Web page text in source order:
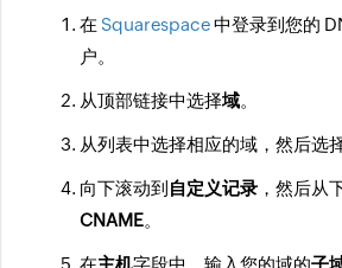
在Squarespace中登录到您的
户。
从顶部链接中选择域。
从列表中选择相应的域，然后选
向下滚动到 自定义记录 ，然后从
CNAME。
在主机字段中，输入您的域的子